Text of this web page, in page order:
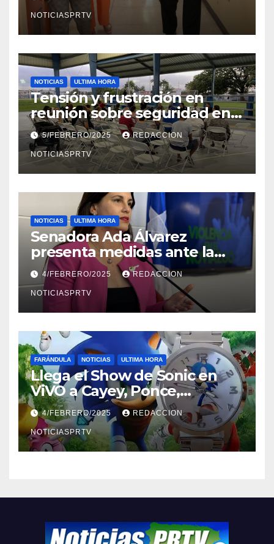
en Mayagüez
NOTICIASPRTV
NOTICIAS ULTIMA HORA
Tensión y frustración en
reunión sobre seguridad en
Reparto Metropolitano
5/FEBRERO/2025 REDACCION
NOTICIASPRTV
NOTICIAS ULTIMA HORA
Senadora Ada Álvarez
presenta medidas ante la
violencia en el noviazgo
4/FEBRERO/2025 REDACCION
NOTICIASPRTV
FARÁNDULA NOTICIAS ULTIMA HORA
Llega el Show de Sonic en
ViVO a Cayey, Ponce,
Barceloneta y Humacao,
Relojes gratis para el que
compre ahora….
4/FEBRERO/2025 REDACCION
NOTICIASPRTV